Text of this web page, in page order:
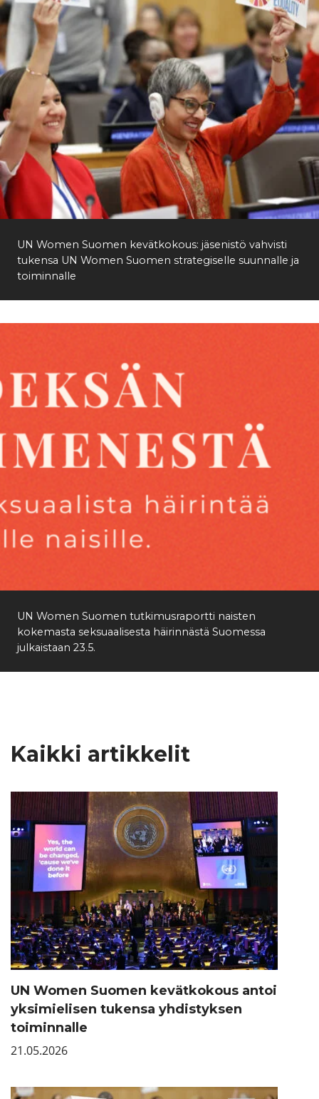
UN Women Suomen kevätkokous: jäsenistö vahvisti
tukensa UN Women Suomen strategiselle suunnalle ja
toiminnalle
UN Women Suomen tutkimusraportti naisten
kokemasta seksuaalisesta häirinnästä Suomessa
julkaistaan 23.5.
Kaikki artikkelit
UN Women Suomen kevätkokous antoi
yksimielisen tukensa yhdistyksen
toiminnalle
21.05.2026